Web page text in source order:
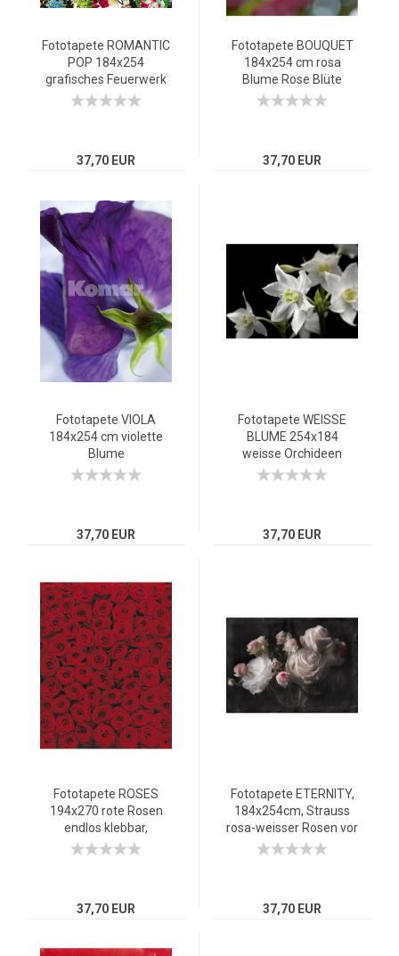
Fototapete ROMANTIC
POP 184x254
grafisches Feuerwerk
aus Blüten, Federn.
37,70 EUR
Fototapete BOUQUET
184x254 cm rosa
Blume Rose Blüte
nachcolorierte Rosen
37,70 EUR
Fototapete VIOLA
184x254 cm violette
Blume
Stiefmütterchen
37,70 EUR
Fototapete WEISSE
BLUME 254x184
weisse Orchideen
Orchid, sehr edles
37,70 EUR
Fototapete ROSES
194x270 rote Rosen
endlos klebbar,
Blumenmeer
37,70 EUR
Fototapete ETERNITY,
184x254cm, Strauss
rosa-weisser Rosen vor
schwarzem
37,70 EUR